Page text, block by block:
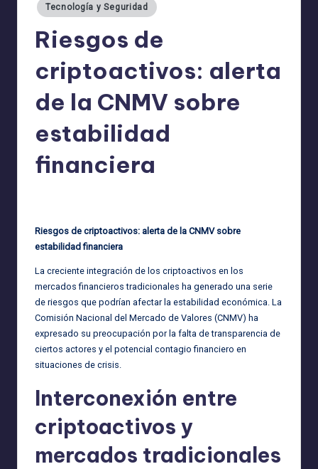
Tecnología y Seguridad
Riesgos de
criptoactivos: alerta
de la CNMV sobre
estabilidad
financiera
Riesgos de criptoactivos: alerta de la CNMV sobre
estabilidad financiera
La creciente integración de los criptoactivos en los
mercados financieros tradicionales ha generado una serie
de riesgos que podrían afectar la estabilidad económica. La
Comisión Nacional del Mercado de Valores (CNMV) ha
expresado su preocupación por la falta de transparencia de
ciertos actores y el potencial contagio financiero en
situaciones de crisis.
Interconexión entre
criptoactivos y
mercados tradicionales